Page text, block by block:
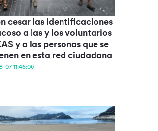
cesar las identificaciones
a las y los voluntarios
y a las personas que se
en esta red ciudadana
07 11:46:00